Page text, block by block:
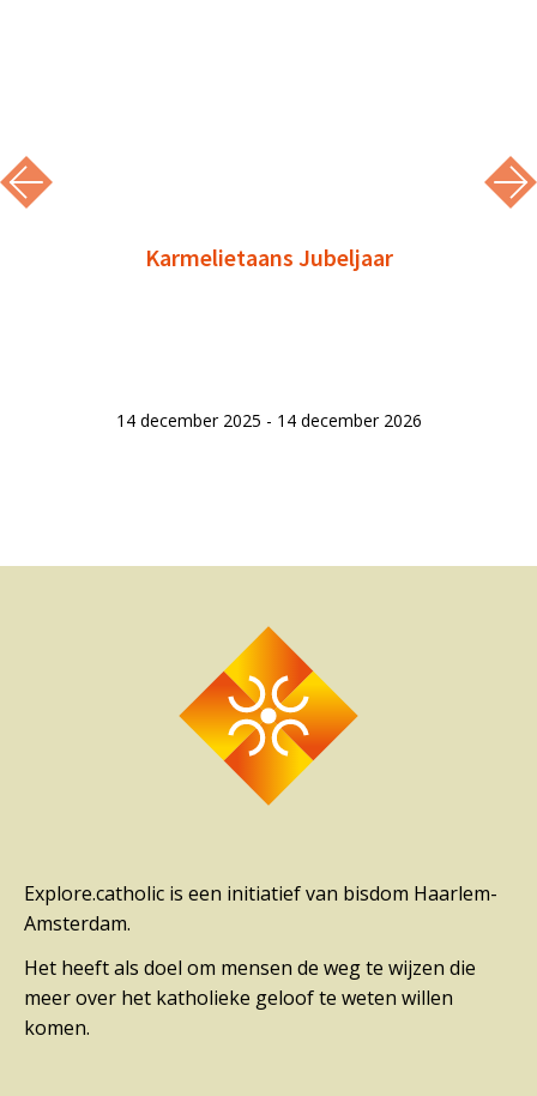
Karmelietaans Jubeljaar
14 december 2025 - 14 december 2026
Explore.catholic is een initiatief van bisdom Haarlem-
Amsterdam.
Het heeft als doel om mensen de weg te wijzen die
meer over het katholieke geloof te weten willen
komen.